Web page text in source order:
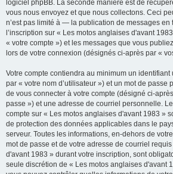
logiciel phpBB. La seconde manière est de
vous nous envoyez et que nous collectons. Ceci
n’est pas limité à — la publication de messages en
l’inscription sur « Les motos anglaises d'avant
« votre compte ») et les messages que vous
lors de votre connexion (désignés ci-après par «
Votre compte contiendra au minimum un
par « votre nom d’utilisateur ») et un mot de passe
de vous connecter à votre compte (désigné ci-
passe ») et une adresse de courriel personnelle.
compte sur « Les motos anglaises d'avant 1983 »
de protection des données applicables dans le
serveur. Toutes les informations, en-dehors de
mot de passe et de votre adresse de courriel
d'avant 1983 » durant votre inscription, sont
seule discrétion de « Les motos anglaises d'avant